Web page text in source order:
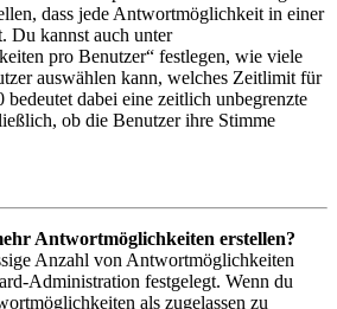
dass jede Antwortmöglichkeit in einer
Du kannst auch unter
pro Benutzer“ festlegen, wie viele
auswählen kann, welches Zeitlimit für
dabei eine zeitlich unbegrenzte
ob die Benutzer ihre Stimme
Antwortmöglichkeiten erstellen?
Anzahl von Antwortmöglichkeiten
Administration festgelegt. Wenn du
als zugelassen zu